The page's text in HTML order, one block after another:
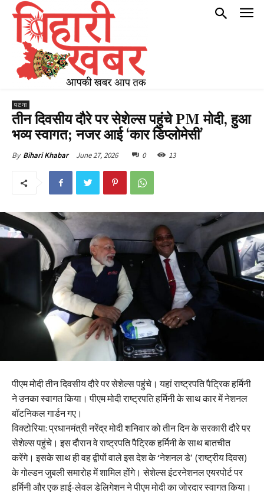
पटना
तीन दिवसीय दौरे पर सेशेल्स पहुंचे PM मोदी, हुआ
भव्य स्वागत; नजर आई ‘कार डिप्लोमेसी’
By Bihari Khabar June 27, 2026 0 13
पीएम मोदी तीन दिवसीय दौरे पर सेशेल्स पहुंचे। यहां राष्ट्रपति पैट्रिक हर्मिनी
ने उनका स्वागत किया। पीएम मोदी राष्ट्रपति हर्मिनी के साथ कार में नेशनल
बॉटनिकल गार्डन गए।
विक्टोरिया: प्रधानमंत्री नरेंद्र मोदी शनिवार को तीन दिन के सरकारी दौरे पर
सेशेल्स पहुंचे। इस दौरान वे राष्ट्रपति पैट्रिक हर्मिनी के साथ बातचीत
करेंगे। इसके साथ ही वह द्वीपों वाले इस देश के ‘नेशनल डे’ (राष्ट्रीय दिवस)
के गोल्डन जुबली समारोह में शामिल होंगे। सेशेल्स इंटरनेशनल एयरपोर्ट पर
हर्मिनी और एक हाई-लेवल डेलिगेशन ने पीएम मोदी का जोरदार स्वागत किया।